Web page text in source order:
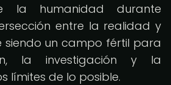
la humanidad durante
entre la realidad y
siendo un campo fértil para
la investigación y la
límites de lo posible.